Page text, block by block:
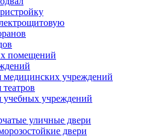
помещений
медицинских учреждений
учебных учреждений
уличные двери
двери